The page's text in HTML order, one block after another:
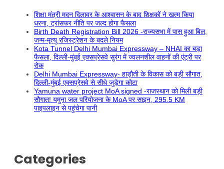
शिक्षा मंत्री मदन दिलावर के आश्वासन के बाद शिक्षकों ने खत्म किया
धरना, ट्रांसफर नीति पर जल्द होगा फैसला
Birth Death Registration Bill 2026 -राज्यसभा में पास हुआ बिल,
जन्म-मृत्यु रजिस्ट्रेशन के बदले नियम
Kota Tunnel Delhi Mumbai Expressway – NHAI का बड़ा
फैसला, दिल्ली-मुंबई एक्सप्रेसवे सुरंग में ज्वलनशील वाहनों की एंट्री पर
रोक
Delhi Mumbai Expressway- हाड़ौती के विकास को बड़ी सौगात,
दिल्ली-मुंबई एक्सप्रेसवे से सीधे जुड़ेगा कोटा
Yamuna water project MoA signed -राजस्थान को मिली बड़ी
सौगात! यमुना जल परियोजना के MoA पर साइन, 295.5 KM
पाइपलाइन से पहुंचेगा पानी
Categories